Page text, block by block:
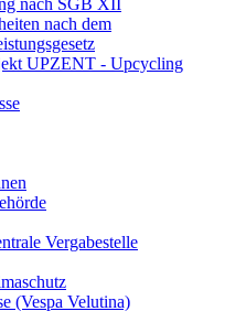
nach dem
UPZENT - Upcycling
Vergabestelle
(Vespa Velutina)